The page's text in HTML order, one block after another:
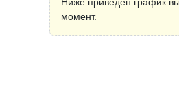
момент.